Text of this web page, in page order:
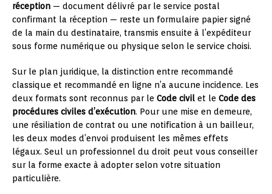
réception — document délivré par le service postal
confirmant la réception — reste un formulaire papier signé
de la main du destinataire, transmis ensuite à l’expéditeur
sous forme numérique ou physique selon le service choisi.
Sur le plan juridique, la distinction entre recommandé
classique et recommandé en ligne n’a aucune incidence. Les
deux formats sont reconnus par le Code civil et le Code des
procédures civiles d’exécution. Pour une mise en demeure,
une résiliation de contrat ou une notification à un bailleur,
les deux modes d’envoi produisent les mêmes effets
légaux. Seul un professionnel du droit peut vous conseiller
sur la forme exacte à adopter selon votre situation
particulière.